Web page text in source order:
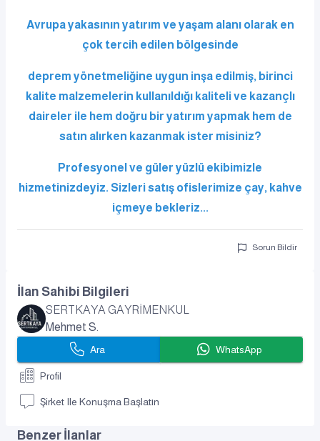
Avrupa yakasının yatırım ve yaşam alanı olarak en
çok tercih edilen bölgesinde
deprem yönetmeliğine uygun inşa edilmiş, birinci
kalite malzemelerin kullanıldığı kaliteli ve kazançlı
daireler ile hem doğru bir yatırım yapmak hem de
satın alırken kazanmak ister misiniz?
Profesyonel ve güler yüzlü ekibimizle
hizmetinizdeyiz. Sizleri satış ofislerimize çay, kahve
içmeye bekleriz...
Sorun Bildir
İlan Sahibi Bilgileri
SERTKAYA GAYRİMENKUL
Mehmet S.
Ara WhatsApp
Profil
Şirket Ile Konuşma Başlatın
Benzer İlanlar